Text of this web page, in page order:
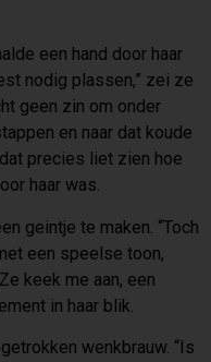
een hand door haar
nodig plassen,” zei ze
geen zin om onder
en naar dat koude
precies liet zien hoe
haar was.
geintje te maken. “Toch
een speelse toon,
keek me aan, een
in haar blik.
wenkbrauw. “Is